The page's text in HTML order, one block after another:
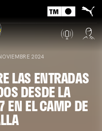
2024
LAS ENTRADAS
DESDE LA
EL CAMP DE